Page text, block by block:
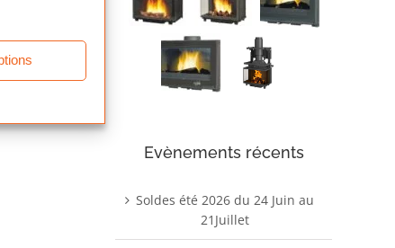
Evènements récents
Soldes été 2026 du 24 Juin au
21Juillet